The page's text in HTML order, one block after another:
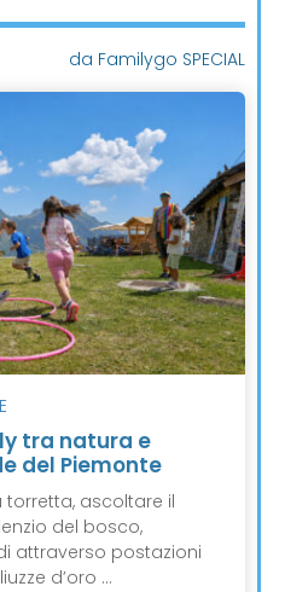
da Familygo SPECIAL
tra natura e
del Piemonte
torretta, ascoltare il
del bosco,
attraverso postazioni
d’oro ...